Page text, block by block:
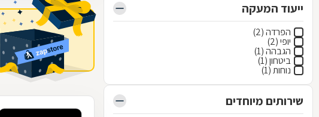
ייעוד המעקה
הפרדה (2)
יופי (2)
הגבהה (1)
ביטחון (1)
נוחות (1)
שירותים מיוחדים